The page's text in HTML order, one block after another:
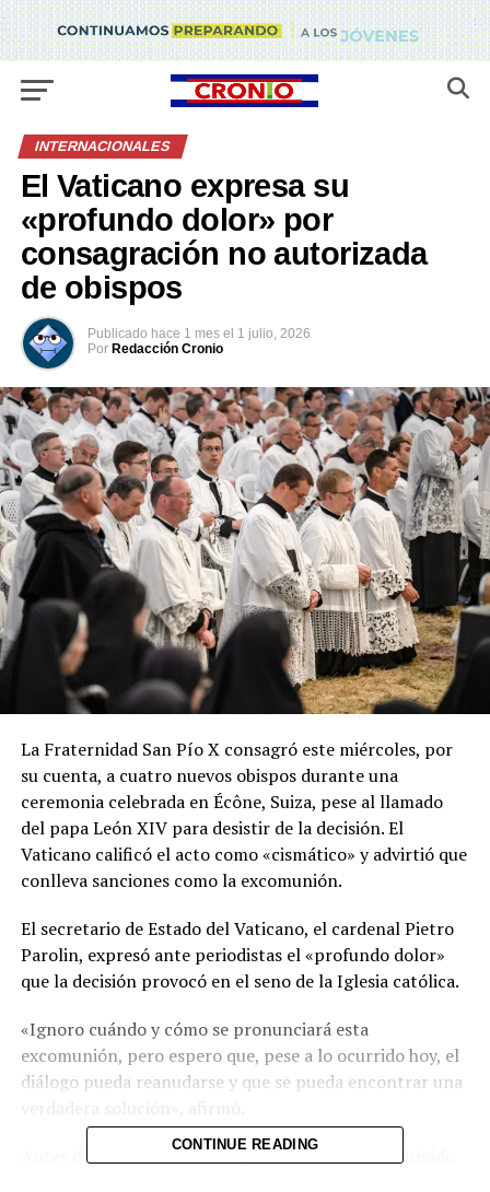
INTERNACIONALES
El Vaticano expresa su
«profundo dolor» por
consagración no autorizada
de obispos
Publicado hace 1 mes el 1 julio, 2026
Por Redacción Cronio
La Fraternidad San Pío X consagró este miércoles, por
su cuenta, a cuatro nuevos obispos durante una
ceremonia celebrada en Écône, Suiza, pese al llamado
del papa León XIV para desistir de la decisión. El
Vaticano calificó el acto como «cismático» y advirtió que
conlleva sanciones como la excomunión.
El secretario de Estado del Vaticano, el cardenal Pietro
Parolin, expresó ante periodistas el «profundo dolor»
que la decisión provocó en el seno de la Iglesia católica.
«Ignoro cuándo y cómo se pronunciará esta
excomunión, pero espero que, pese a lo ocurrido hoy, el
diálogo pueda reanudarse y que se pueda encontrar una
Antes de la ceremonia, el papa León XIV había dirigido
CONTINUE READING